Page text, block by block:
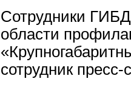
Сотрудники
области
сотрудник